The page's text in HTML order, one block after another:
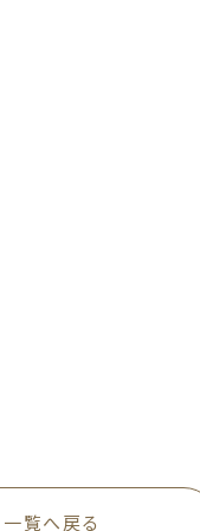
一覧へ戻る